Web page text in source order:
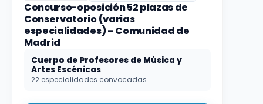
Concurso-oposición 52 plazas de
Conservatorio (varias
especialidades) – Comunidad de
Madrid
Cuerpo de Profesores de Música y
Artes Escénicas
22 especialidades convocadas